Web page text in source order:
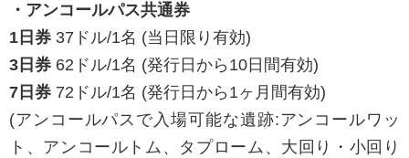
・アンコールパス共通券
1日券 37ドル/1名 (当日限り有効)
3日券 62ドル/1名 (発行日から10日間有効)
7日券 72ドル/1名 (発行日から1ヶ月間有効)
(アンコールパスで入場可能な遺跡:アンコールワッ
ト、アンコールトム、タプローム、大回り・小回り